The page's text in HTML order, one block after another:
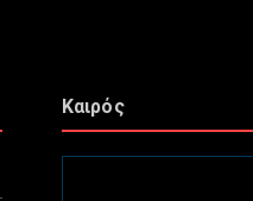
Καιρός